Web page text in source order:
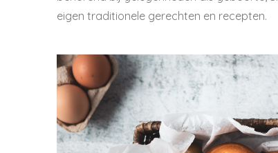
eigen traditionele gerechten en recepten.